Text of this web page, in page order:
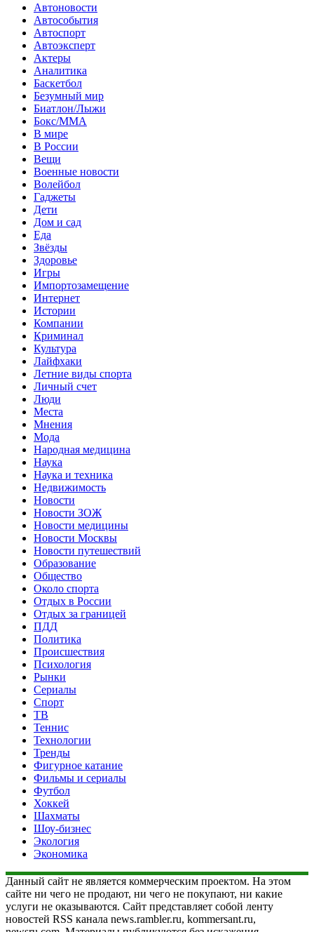
Автоновости
Автособытия
Автоспорт
Автоэксперт
Актеры
Аналитика
Баскетбол
Безумный мир
Биатлон/Лыжи
Бокс/MMA
В мире
В России
Вещи
Военные новости
Волейбол
Гаджеты
Дети
Дом и сад
Еда
Звёзды
Здоровье
Игры
Импортозамещение
Интернет
Истории
Компании
Криминал
Культура
Лайфхаки
Летние виды спорта
Личный счет
Люди
Места
Мнения
Мода
Народная медицина
Наука
Наука и техника
Недвижимость
Новости
Новости ЗОЖ
Новости медицины
Новости Москвы
Новости путешествий
Образование
Общество
Около спорта
Отдых в России
Отдых за границей
ПДД
Политика
Происшествия
Психология
Рынки
Сериалы
Спорт
ТВ
Теннис
Технологии
Тренды
Фигурное катание
Фильмы и сериалы
Футбол
Хоккей
Шахматы
Шоу-бизнес
Экология
Экономика
Данный сайт не является коммерческим проектом. На этом
сайте ни чего не продают, ни чего не покупают, ни какие
услуги не оказываются. Сайт представляет собой ленту
новостей RSS канала news.rambler.ru, kommersant.ru,